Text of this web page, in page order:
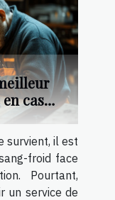
cas
survient, il est
froid face
Pourtant,
un service de